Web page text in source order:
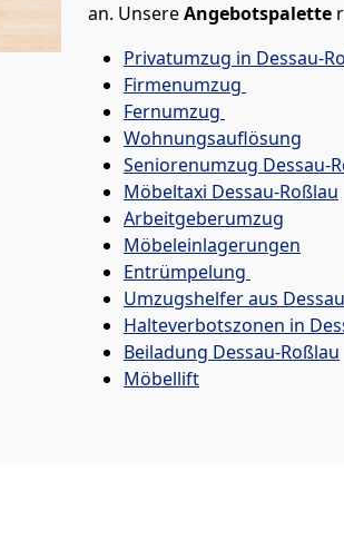
an. UnsereAngebotspalette
Privatumzug in Dessau-
Firmenumzug
Fernumzug
Wohnungsauflösung
Seniorenumzug Dessau-
Möbeltaxi Dessau-Roßlau
Arbeitgeberumzug
Möbeleinlagerungen
Entrümpelung
Umzugshelfer aus
Halteverbotszonen in
Beiladung Dessau-Roßlau
Möbellift